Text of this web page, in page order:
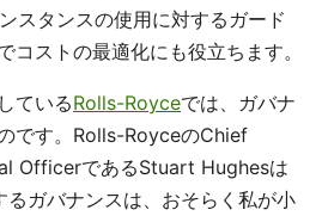
スタンスの使用に対するガード
コストの最適化にも役立ちます。
ているRolls-Royceでは、ガバナ
です。Rolls-RoyceのChief
OfficerであるStuart Hughesは
るガバナンスは、おそらく私が小